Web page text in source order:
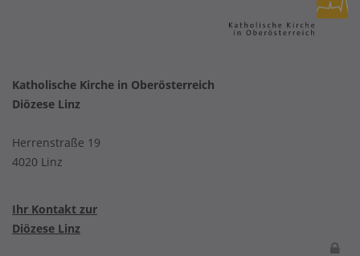
Katholische Kirche in Oberösterreich
Diözese Linz
Herrenstraße 19
4020 Linz
Ihr Kontakt zur
Diözese Linz